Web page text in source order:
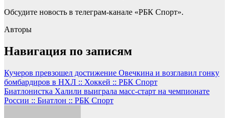
Обсудите новость в телеграм-канале «РБК Спорт».
Авторы
Навигация по записям
Кучеров превзошел достижение Овечкина и возглавил гонку
бомбардиров в НХЛ :: Хоккей :: РБК Спорт
Биатлонистка Халили выиграла масс-старт на чемпионате
России :: Биатлон :: РБК Спорт